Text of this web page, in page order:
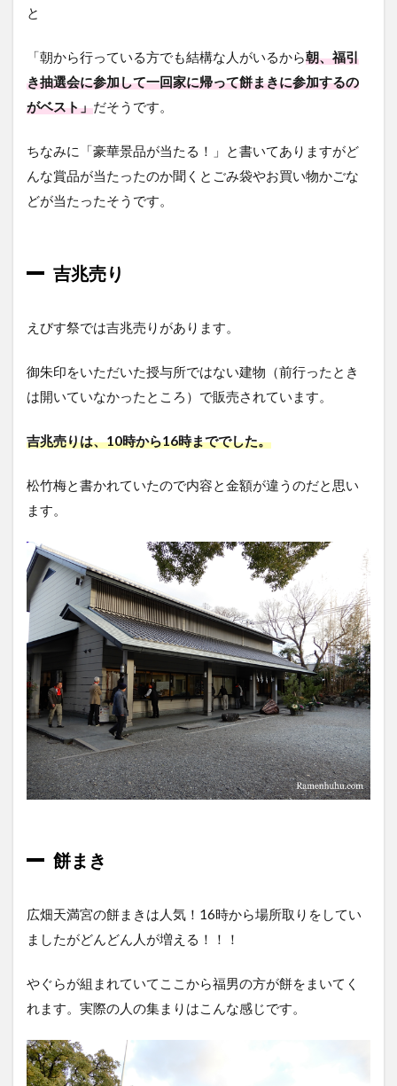
と
「朝から行っている方でも結構な人がいるから朝、福引
き抽選会に参加して一回家に帰って餅まきに参加するの
がベスト」だそうです。
ちなみに「豪華景品が当たる！」と書いてありますがど
んな賞品が当たったのか聞くとごみ袋やお買い物かごな
どが当たったそうです。
吉兆売り
えびす祭では吉兆売りがあります。
御朱印をいただいた授与所ではない建物（前行ったとき
は開いていなかったところ）で販売されています。
吉兆売りは、10時から16時まででした。
松竹梅と書かれていたので内容と金額が違うのだと思い
ます。
餅まき
広畑天満宮の餅まきは人気！16時から場所取りをしてい
ましたがどんどん人が増える！！！
やぐらが組まれていてここから福男の方が餅をまいてく
れます。実際の人の集まりはこんな感じです。